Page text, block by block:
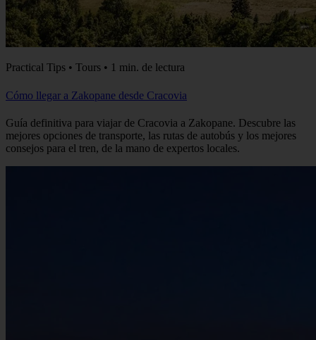
Practical Tips • Tours • 1 min. de lectura
Cómo llegar a Zakopane desde Cracovia
Guía definitiva para viajar de Cracovia a Zakopane. Descubre las
mejores opciones de transporte, las rutas de autobús y los mejores
consejos para el tren, de la mano de expertos locales.